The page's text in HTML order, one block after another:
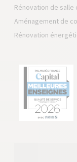
Rénovation de salle
Aménagement de
Rénovation